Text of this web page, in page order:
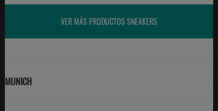
VER MÁS PRODUCTOS SNEAKERS
MUNICH